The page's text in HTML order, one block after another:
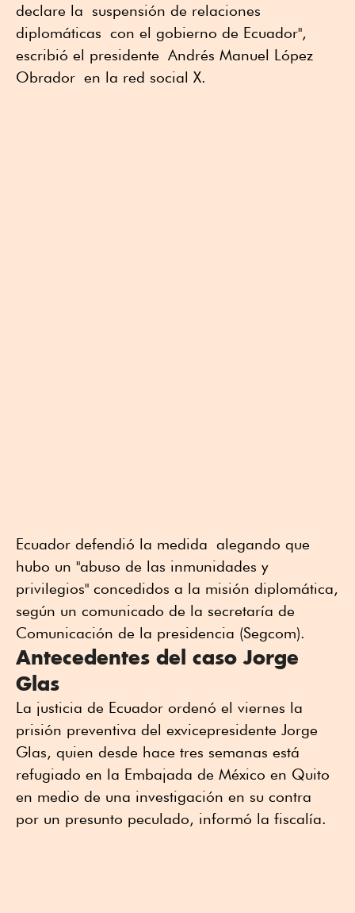
declare la suspensión de relaciones
diplomáticas con el gobierno de Ecuador",
escribió el presidente Andrés Manuel López
Obrador en la red social X.
Ecuador defendió la medida alegando que
hubo un "abuso de las inmunidades y
privilegios" concedidos a la misión diplomática,
según un comunicado de la secretaría de
Comunicación de la presidencia (Segcom).
Antecedentes del caso Jorge
Glas
La justicia de Ecuador ordenó el viernes la
prisión preventiva del exvicepresidente Jorge
Glas, quien desde hace tres semanas está
refugiado en la Embajada de México en Quito
en medio de una investigación en su contra
por un presunto peculado, informó la fiscalía.